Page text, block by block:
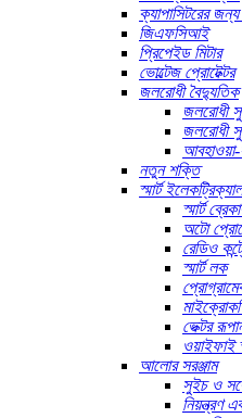
ক্যাপাসিটরের জন্য
জিএফসিআই
প্রিপেইড মিটার
ভোল্টেজ প্রোটেক্টর
জলরোধী বৈদ্যুতিক
জলরোধী
জলরোধী
নতুন শক্তি
স্মার্ট ইলেকট্রিক্যাল
স্মার্ট
অটো
রেডিও
স্মার্ট লক
ভেক্টর
ওয়াইফাই
আলোর সরঞ্জাম
সুইচ ও
নিয়ন্ত্রণ